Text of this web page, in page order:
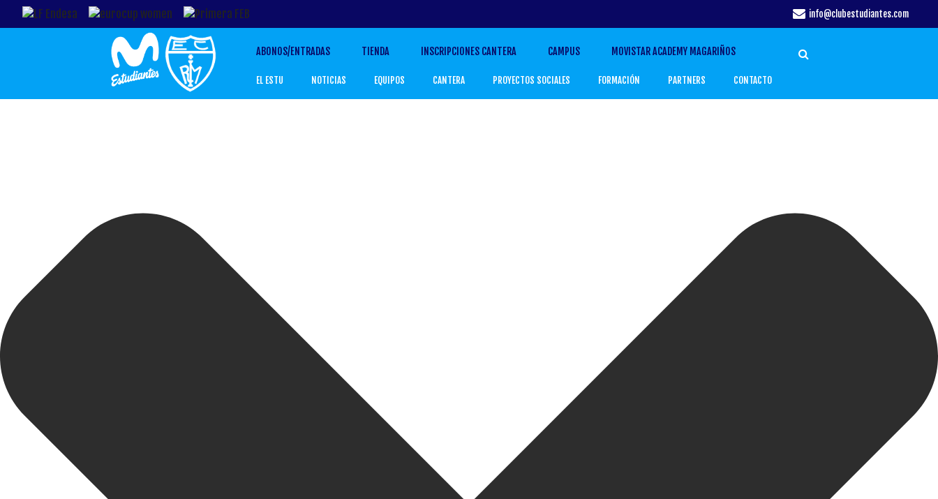
info@clubestudiantes.com
ABONOS/ENTRADAS TIENDA INSCRIPCIONES CANTERA CAMPUS MOVISTAR ACADEMY MAGARIÑOS
EL ESTU NOTICIAS EQUIPOS CANTERA PROYECTOS SOCIALES FORMACIÓN PARTNERS CONTACTO